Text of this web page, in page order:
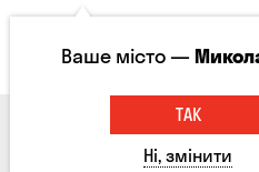
Вода Енергетичні
Ваше місто —
ТАК
Ні, змінити